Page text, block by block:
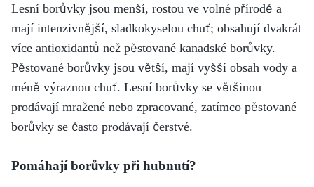
Lesní borůvky jsou menší, rostou ve volné přírodě a
mají intenzivnější, sladkokyselou chuť; obsahují dvakrát
více antioxidantů než pěstované kanadské borůvky.
Pěstované borůvky jsou větší, mají vyšší obsah vody a
méně výraznou chuť. Lesní borůvky se většinou
prodávají mražené nebo zpracované, zatímco pěstované
borůvky se často prodávají čerstvé.
Pomáhají borůvky při hubnutí?